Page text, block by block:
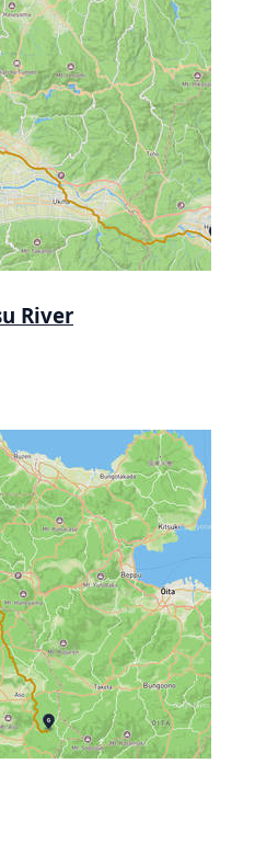
River